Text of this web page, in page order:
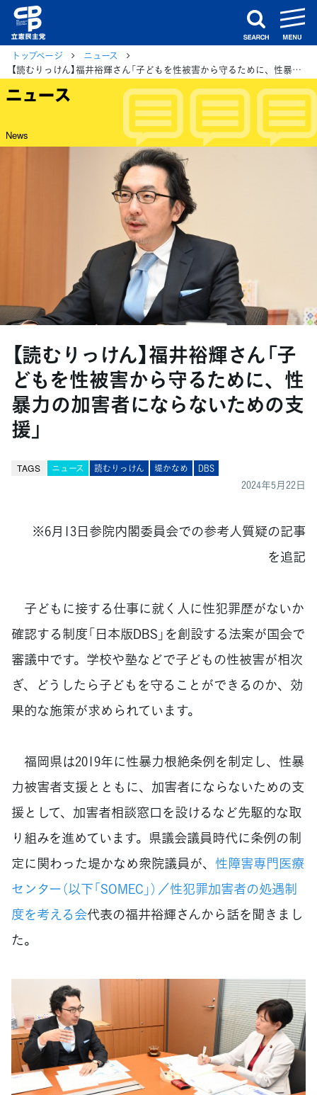
search
トップページ
ニュース
【読むりっけん】福井裕輝さん「子どもを性被害から守るために、性暴力の加害者にならないための支援」
ニュース
News
【読むりっけん】福井裕輝さん「子
どもを性被害から守るために、性
暴力の加害者にならないための支
援」
TAGS ニュース 読むりっけん 堤かなめ DBS
2024年5月22日
※6月13日参院内閣委員会での参考人質疑の記事
を追記
子どもに接する仕事に就く人に性犯罪歴がないか
確認する制度「日本版DBS」を創設する法案が国会で
審議中です。学校や塾などで子どもの性被害が相次
ぎ、どうしたら子どもを守ることができるのか、効
果的な施策が求められています。
福岡県は2019年に性暴力根絶条例を制定し、性暴
力被害者支援とともに、加害者にならないための支
援として、加害者相談窓口を設けるなど先駆的な取
り組みを進めています。県議会議員時代に条例の制
定に関わった堤かなめ衆院議員が、 性障害専門医療
センター（以下「SOMEC」）／性犯罪加害者の処遇制
度を考える会代表の福井裕輝さんから話を聞きまし
た。